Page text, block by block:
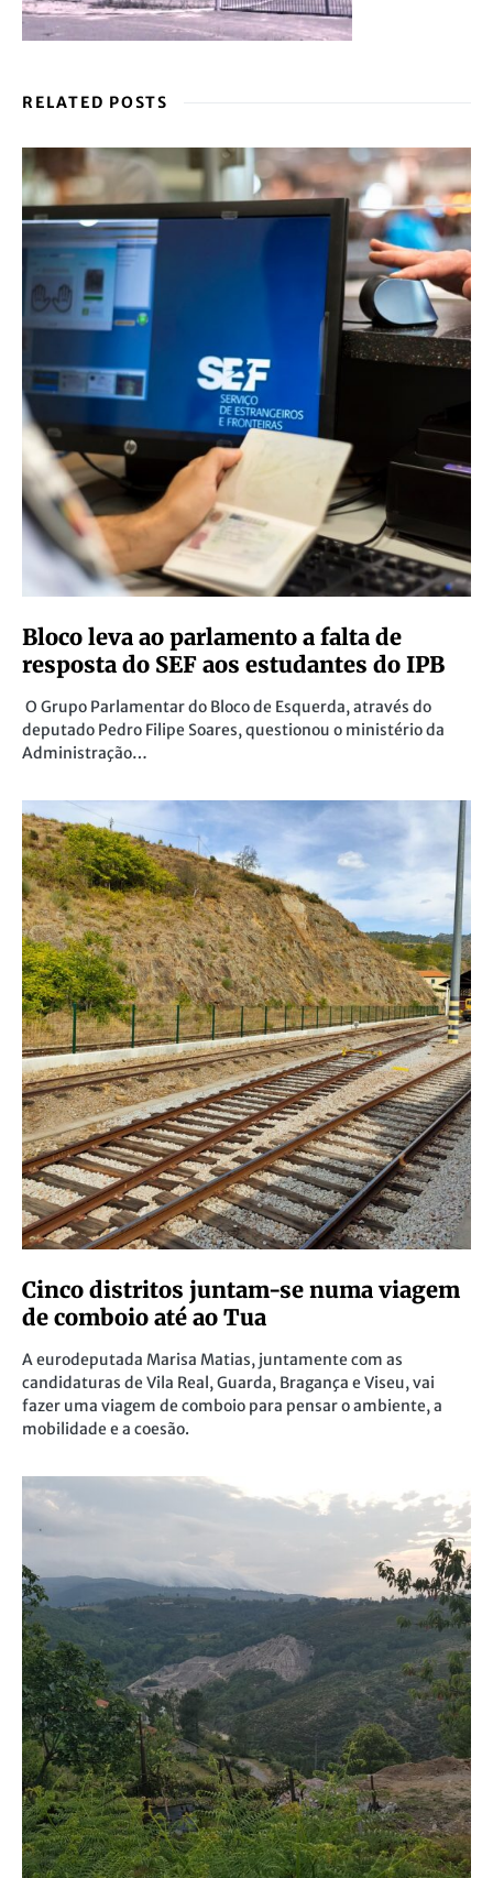
RELATED POSTS
Bloco leva ao parlamento a falta de
resposta do SEF aos estudantes do IPB
O Grupo Parlamentar do Bloco de Esquerda, através do
deputado Pedro Filipe Soares, questionou o ministério da
Administração…
Cinco distritos juntam-se numa viagem
de comboio até ao Tua
A eurodeputada Marisa Matias, juntamente com as
candidaturas de Vila Real, Guarda, Bragança e Viseu, vai
fazer uma viagem de comboio para pensar o ambiente, a
mobilidade e a coesão.